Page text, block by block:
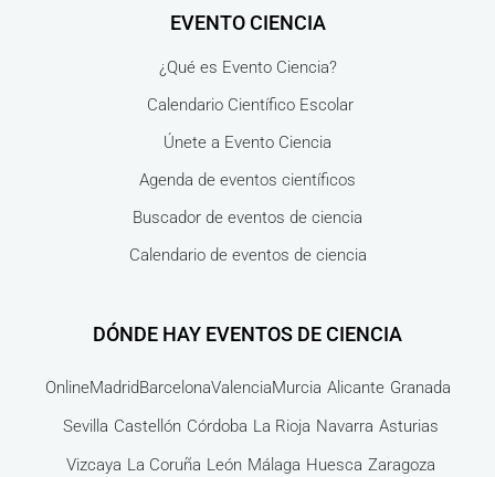
EVENTO CIENCIA
¿Qué es Evento Ciencia?
Calendario Científico Escolar
Únete a Evento Ciencia
Agenda de eventos científicos
Buscador de eventos de ciencia
Calendario de eventos de ciencia
DÓNDE HAY EVENTOS DE CIENCIA
OnlineMadridBarcelonaValenciaMurcia Alicante Granada
Sevilla Castellón Córdoba La Rioja Navarra Asturias
Vizcaya La Coruña León Málaga Huesca Zaragoza